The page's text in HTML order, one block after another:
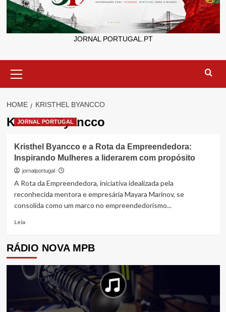
JORNAL PORTUGAL.PT
Menu
HOME KRISTHEL BYANCCO
Kristhel Byancco
JORNAL PORTUGAL
Kristhel Byancco e a Rota da Empreendedora:
Inspirando Mulheres a liderarem com propósito
jornalportugal
A Rota da Empreendedora, iniciativa idealizada pela
reconhecida mentora e empresária Mayara Marinov, se
consolida como um marco no empreendedorismo...
LeiaRead
Kristhel
Byancco
a
da
Empreendedora:
RÁDIO NOVA MPB